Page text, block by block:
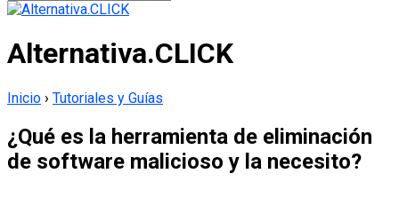
Alternativa.CLICK
Inicio › Tutoriales y Guías
¿Qué es la herramienta de eliminación
de software malicioso y la necesito?